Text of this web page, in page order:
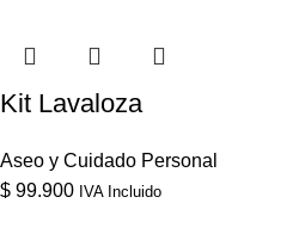
Kit Lavaloza
Aseo y Cuidado Personal
$ 99.900 IVA Incluido